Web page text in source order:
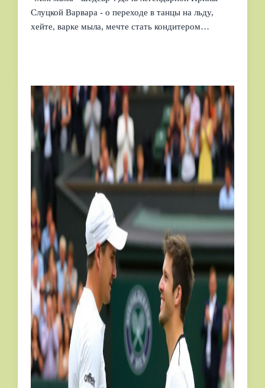
Слуцкой Варвара - о переходе в танцы на льду,
хейте, варке мыла, мечте стать кондитером…